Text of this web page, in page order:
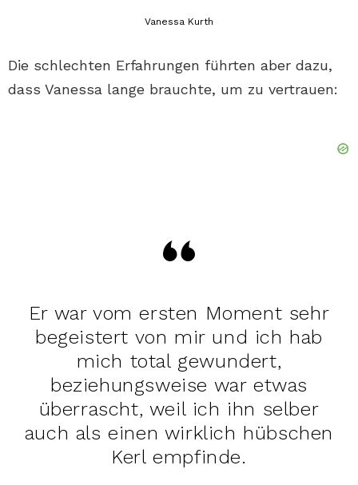
Vanessa Kurth
Die schlechten Erfahrungen führten aber dazu,
dass Vanessa lange brauchte, um zu vertrauen:
Er war vom ersten Moment sehr
begeistert von mir und ich hab
mich total gewundert,
beziehungsweise war etwas
überrascht, weil ich ihn selber
auch als einen wirklich hübschen
Kerl empfinde.